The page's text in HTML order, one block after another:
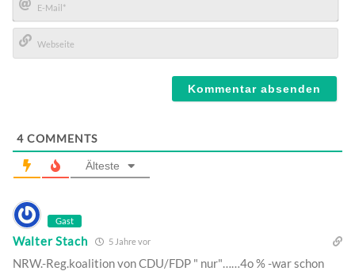
E-
Mail*
4 COMMENTS
Älteste
Gast
Walter Stach 5 Jahre vor
NRW.-Reg.koalition von CDU/FDP " nur"……4o % -war schon